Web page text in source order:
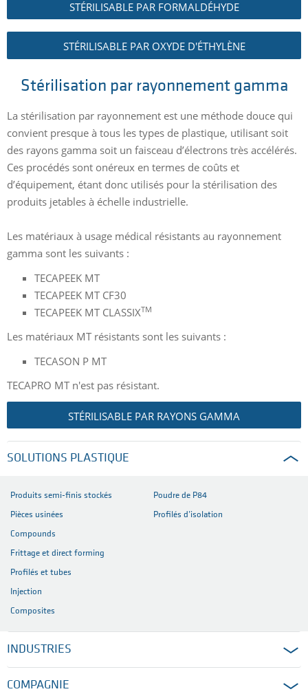
STÉRILISABLE PAR FORMALDÉHYDE
STÉRILISABLE PAR OXYDE D'ÉTHYLÈNE
Stérilisation par rayonnement gamma
La stérilisation par rayonnement est une méthode douce qui
convient presque à tous les types de plastique, utilisant soit
des rayons gamma soit un faisceau d’électrons très accélérés.
Ces procédés sont onéreux en termes de coûts et
d’équipement, étant donc utilisés pour la stérilisation des
produits jetables à échelle industrielle.
Les matériaux à usage médical résistants au rayonnement
gamma sont les suivants :
TECAPEEK MT
TECAPEEK MT CF30
TECAPEEK MT CLASSIXTM
Les matériaux MT résistants sont les suivants :
TECASON P MT
TECAPRO MT n'est pas résistant.
STÉRILISABLE PAR RAYONS GAMMA
SOLUTIONS PLASTIQUE
Produits semi-finis stockés
Pièces usinées
Compounds
Frittage et direct forming
Profilés et tubes
Injection
Composites
Poudre de P84
Profilés d’isolation
INDUSTRIES
COMPAGNIE